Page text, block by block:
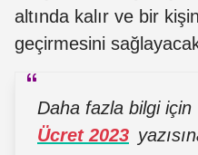
altında kalır ve bir
geçirmesini
Daha fazla bilgi için
Ücret 2023